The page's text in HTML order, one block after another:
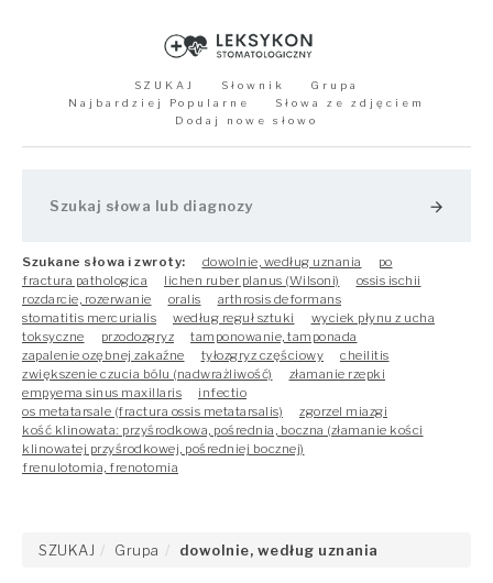
SZUKAJ Słownik
Grupa
Najbardziej Popularne
Słowa ze zdjęciem
Dodaj nowe słowo
arrow_forward
Szukane słowa i zwroty: dowolnie, według uznania
po
fractura pathologica
lichen ruber planus (Wilsoni)
ossis ischii
rozdarcie, rozerwanie
oralis
arthrosis deformans
stomatitis mercurialis
według reguł sztuki
wyciek płynu z ucha
toksyczne
przodozgryz
tamponowanie, tamponada
zapalenie ozębnej zakaźne
tyłozgryz częściowy
cheilitis
zwiększenie czucia bólu (nadwrażliwość)
złamanie rzepki
empyema sinus maxillaris
infectio
os metatarsale (fractura ossis metatarsalis)
zgorzel miazgi
kość klinowata: przyśrodkowa, pośrednia, boczna (złamanie kości
klinowatej przyśrodkowej, pośredniej bocznej)
frenulotomia, frenotomia
SZUKAJ Grupa dowolnie, według uznania